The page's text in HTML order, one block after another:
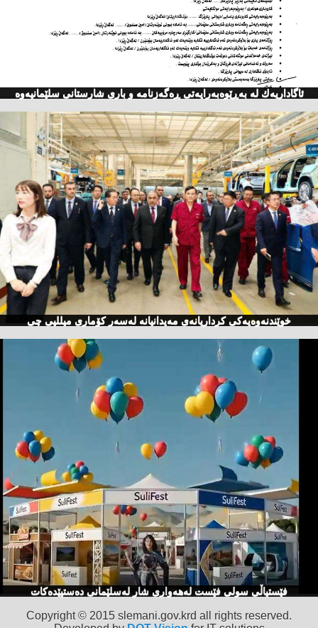
ئاگاداریه‌ك له‌ به‌ڕێوه‌به‌رایه‌تی ڕه‌گه‌زنامه‌ و باری شارستانی سلێمانیه‌وه‌
خوێندنەوەیەكی كرداریانەی مەیدانیانە لەسەر كۆماری میللیی چی
فێستیاڵی سولی فێست لەهەواری شار لەسلێمانی دەستپێدەكات
Copyright © 2015 slemani.gov.krd all rights reserved.